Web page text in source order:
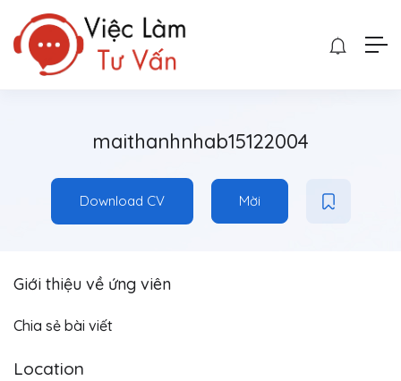
maithanhnhab15122004
Download CV Mời
Giới thiệu về ứng viên
Chia sẻ bài viết
Location